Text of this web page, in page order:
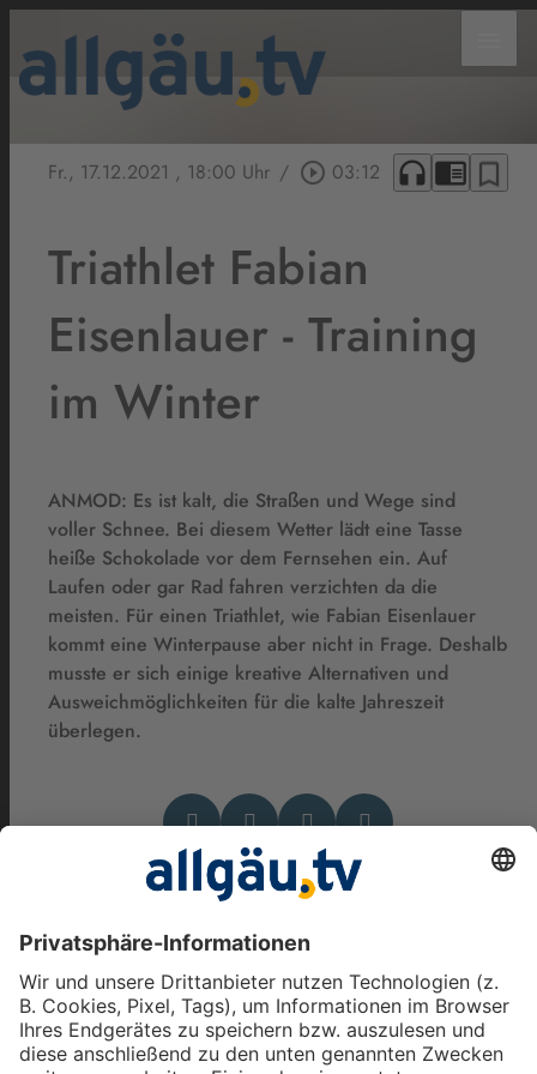
Fr., 17.12.2021 , 18:00 Uhr / play_circle_outline 03:12 headphones chrome_reader_mode bookmark_border
Triathlet Fabian
Eisenlauer - Training
im Winter
ANMOD: Es ist kalt, die Straßen und Wege sind
voller Schnee. Bei diesem Wetter lädt eine Tasse
heiße Schokolade vor dem Fernsehen ein. Auf
Laufen oder gar Rad fahren verzichten da die
meisten. Für einen Triathlet, wie Fabian Eisenlauer
kommt eine Winterpause aber nicht in Frage. Deshalb
musste er sich einige kreative Alternativen und
Ausweichmöglichkeiten für die kalte Jahreszeit
überlegen.
Das könnte Dich auch
interessieren